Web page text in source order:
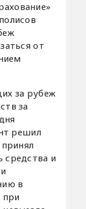
от
за рубеж
за
решил
и
в
при